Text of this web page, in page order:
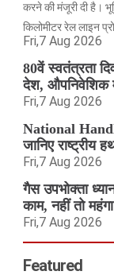
करने की मंजूरी दी है।
किलोमीटर रेल लाइन
Fri,7 Aug 2026
80वें स्वतंत्रता
देश, औपनिवेशिक
Fri,7 Aug 2026
National
जानिए राष्ट्रीय
Fri,7 Aug 2026
गैस उपभोक्ता
काम, नहीं तो
Fri,7 Aug 2026
Featured